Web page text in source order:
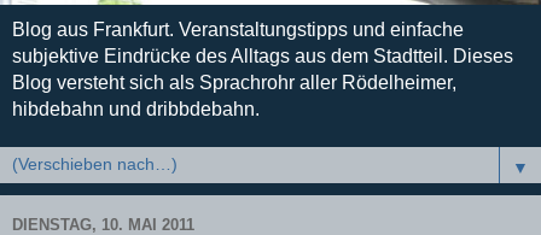
Blog aus Frankfurt. Veranstaltungstipps und einfache
subjektive Eindrücke des Alltags aus dem Stadtteil. Dieses
Blog versteht sich als Sprachrohr aller Rödelheimer,
hibdebahn und dribbdebahn.
▼
DIENSTAG, 10. MAI 2011